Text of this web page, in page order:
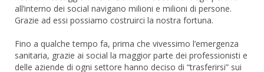
all’interno dei social navigano milioni e milioni di persone.
Grazie ad essi possiamo costruirci la nostra fortuna.
Fino a qualche tempo fa, prima che vivessimo l’emergenza
sanitaria, grazie ai social la maggior parte dei professionisti e
delle aziende di ogni settore hanno deciso di “trasferirsi” sui